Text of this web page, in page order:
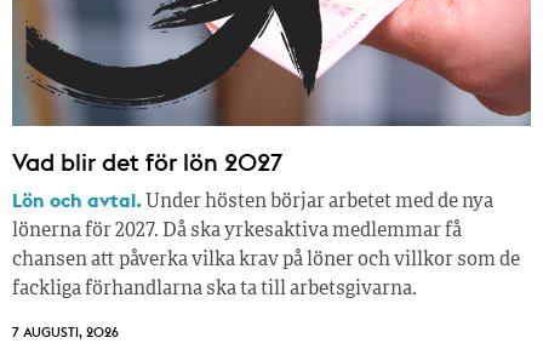
Vad blir det för lön 2027
Lön och avtal. Under hösten börjar arbetet med de nya
lönerna för 2027. Då ska yrkesaktiva medlemmar få
chansen att påverka vilka krav på löner och villkor som de
fackliga förhandlarna ska ta till arbetsgivarna.
7 AUGUSTI, 2026